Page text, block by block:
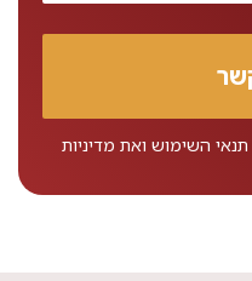
תנאי השימוש ואת מדיניות